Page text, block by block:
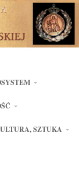
SZTUKA